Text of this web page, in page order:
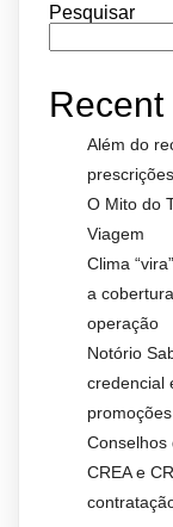
Pesquisar
Recent
Além do
prescrições
O Mito do
Viagem
Clima
a
operação
Notório
credencial
promoções
Conselhos
CREA e